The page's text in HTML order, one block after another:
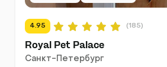
4.95 (185)
Royal Pet Palace
Санкт-Петербург